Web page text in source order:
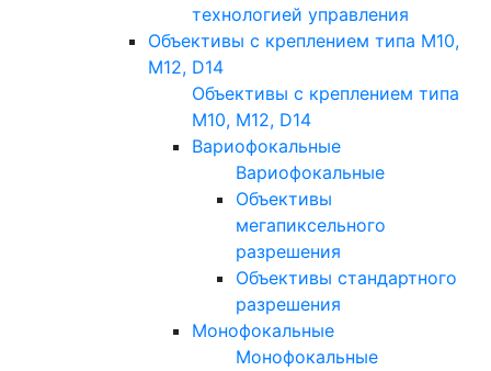
технологией управления
Объективы с креплением типа M10,
M12, D14
Объективы с креплением типа
M10, M12, D14
Вариофокальные
Вариофокальные
Объективы
мегапиксельного
разрешения
Объективы стандартного
разрешения
Монофокальные
Монофокальные